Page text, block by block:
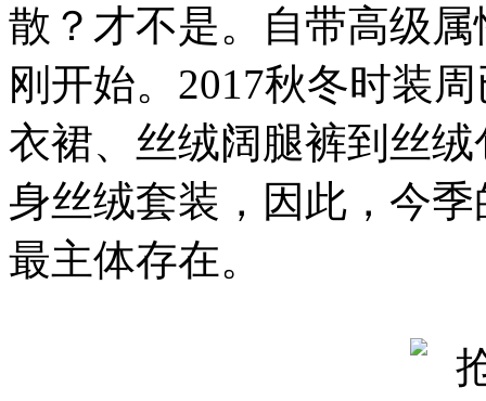
散？才不是。自带高级
刚开始。2017秋冬时装
衣裙、丝绒阔腿裤到丝
身丝绒套装，因此，今
最主体存在。